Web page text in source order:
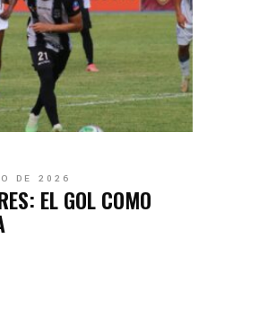
DE 2026
EL GOL COMO